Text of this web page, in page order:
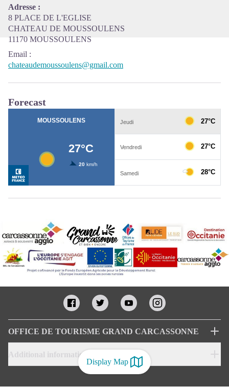
Display Map
Adresse :
8 PLACE DE L'EGLISE
CHATEAU DE MOUSSOULENS
11170 MOUSSOULENS
Email :
chateaudemoussoulens@gmail.com
Forecast
OFFICE DE TOURISME GRAND CARCASSONNE
Additional informations